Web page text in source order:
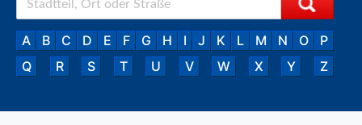
A B C D E F G H I J K L M N O
P
Q
R S T U V W X Y Z